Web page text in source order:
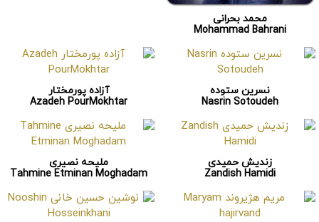
محمد بحرانی
Mohammad Bahrani
نسرین ستوده
Nasrin Sotoudeh
آزاده پورمختار
Azadeh PourMokhtar
زندیش حمیدی
Zandish Hamidi
ملیحه نصیری
Tahmine Etminan Moghadam